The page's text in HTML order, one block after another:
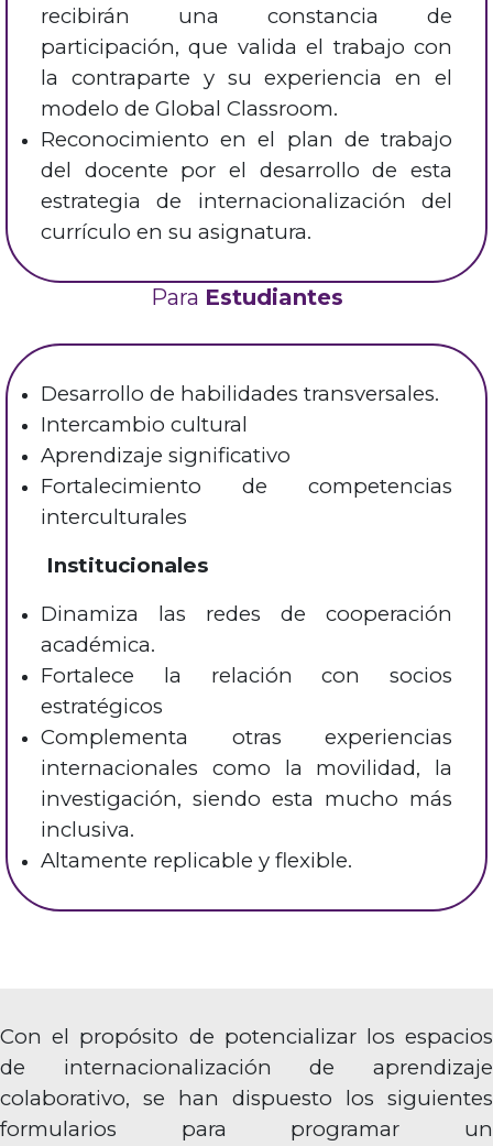
recibirán una constancia de
participación, que valida el trabajo con
la contraparte y su experiencia en el
modelo de Global Classroom.
Reconocimiento en el plan de trabajo
del docente por el desarrollo de esta
estrategia de internacionalización del
currículo en su asignatura.
Para Estudiantes
Desarrollo de habilidades transversales.
Intercambio cultural
Aprendizaje significativo
Fortalecimiento de competencias
interculturales
Institucionales
Dinamiza las redes de cooperación
académica.
Fortalece la relación con socios
estratégicos
Complementa otras experiencias
internacionales como la movilidad, la
investigación, siendo esta mucho más
inclusiva.
Altamente replicable y flexible.
Con el propósito de potencializar los espacios
de internacionalización de aprendizaje
colaborativo, se han dispuesto los siguientes
formularios para programar un